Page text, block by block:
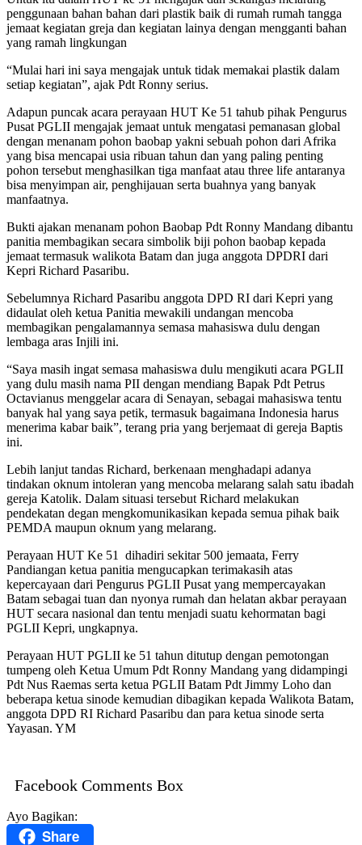
penggunaan bahan bahan dari plastik baik di rumah rumah tangga
jemaat kegiatan greja dan kegiatan lainya dengan mengganti bahan
yang ramah lingkungan
“Mulai hari ini saya mengajak untuk tidak memakai plastik dalam
setiap kegiatan”, ajak Pdt Ronny serius.
Adapun puncak acara perayaan HUT Ke 51 tahub pihak Pengurus
Pusat PGLII mengajak jemaat untuk mengatasi pemanasan global
dengan menanam pohon baobap yakni sebuah pohon dari Afrika
yang bisa mencapai usia ribuan tahun dan yang paling penting
pohon tersebut menghasilkan tiga manfaat atau three life antaranya
bisa menyimpan air, penghijauan serta buahnya yang banyak
manfaatnya.
Bukti ajakan menanam pohon Baobap Pdt Ronny Mandang dibantu
panitia membagikan secara simbolik biji pohon baobap kepada
jemaat termasuk walikota Batam dan juga anggota DPDRI dari
Kepri Richard Pasaribu.
Sebelumnya Richard Pasaribu anggota DPD RI dari Kepri yang
didaulat oleh ketua Panitia mewakili undangan mencoba
membagikan pengalamannya semasa mahasiswa dulu dengan
lembaga aras Injili ini.
“Saya masih ingat semasa mahasiswa dulu mengikuti acara PGLII
yang dulu masih nama PII dengan mendiang Bapak Pdt Petrus
Octavianus menggelar acara di Senayan, sebagai mahasiswa tentu
banyak hal yang saya petik, termasuk bagaimana Indonesia harus
menerima kabar baik”, terang pria yang berjemaat di gereja Baptis
ini.
Lebih lanjut tandas Richard, berkenaan menghadapi adanya
tindakan oknum intoleran yang mencoba melarang salah satu ibadah
gereja Katolik. Dalam situasi tersebut Richard melakukan
pendekatan degan mengkomunikasikan kepada semua pihak baik
PEMDA maupun oknum yang melarang.
Perayaan HUT Ke 51 dihadiri sekitar 500 jemaata, Ferry
Pandiangan ketua panitia mengucapkan terimakasih atas
kepercayaan dari Pengurus PGLII Pusat yang mempercayakan
Batam sebagai tuan dan nyonya rumah dan helatan akbar perayaan
HUT secara nasional dan tentu menjadi suatu kehormatan bagi
PGLII Kepri, ungkapnya.
Perayaan HUT PGLII ke 51 tahun ditutup dengan pemotongan
tumpeng oleh Ketua Umum Pdt Ronny Mandang yang didampingi
Pdt Nus Raemas serta ketua PGLII Batam Pdt Jimmy Loho dan
beberapa ketua sinode kemudian dibagikan kepada Walikota Batam,
anggota DPD RI Richard Pasaribu dan para ketua sinode serta
Yayasan. YM
Facebook Comments Box
Ayo Bagikan:
Share